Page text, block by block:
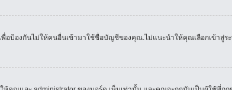
ป้องกันไม่ให้คนอื่นเข้ามาใช้ชื่อบัญชีของคุณ.ไม่แนะนำให้คุณเลือกเข้าสู่